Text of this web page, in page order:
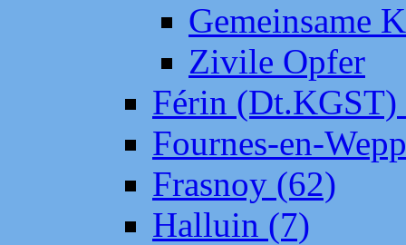
Gemeinsame
Zivile Opfer
Férin (Dt.KGST)
Fournes-en-
Frasnoy (62)
Halluin (7)